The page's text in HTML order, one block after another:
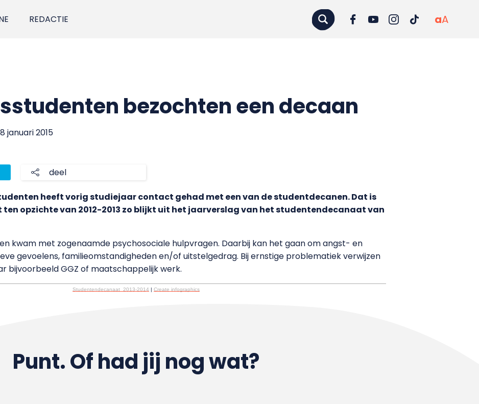
REDACTIE aA
bezochten een decaan
januari 2015
deel
heeft vorig studiejaar contact gehad met een van de studentdecanen. Dat is
ten opzichte van 2012-2013 zo blijkt uit het jaarverslag van het studentendecanaat van
kwam met zogenaamde psychosociale hulpvragen. Daarbij kan het gaan om angst- en
gevoelens, familieomstandigheden en/of uitstelgedrag. Bij ernstige problematiek verwijzen
bijvoorbeeld GGZ of maatschappelijk werk.
Studentendecanaat 2013-2014 | Create infographics
Punt. Of had jij nog wat?